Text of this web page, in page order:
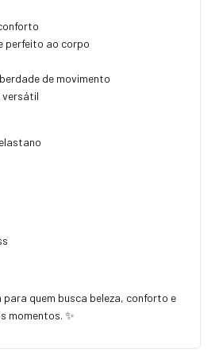
perfeito ao corpo
de movimento
versátil
para quem busca beleza, conforto e
momentos. ✨